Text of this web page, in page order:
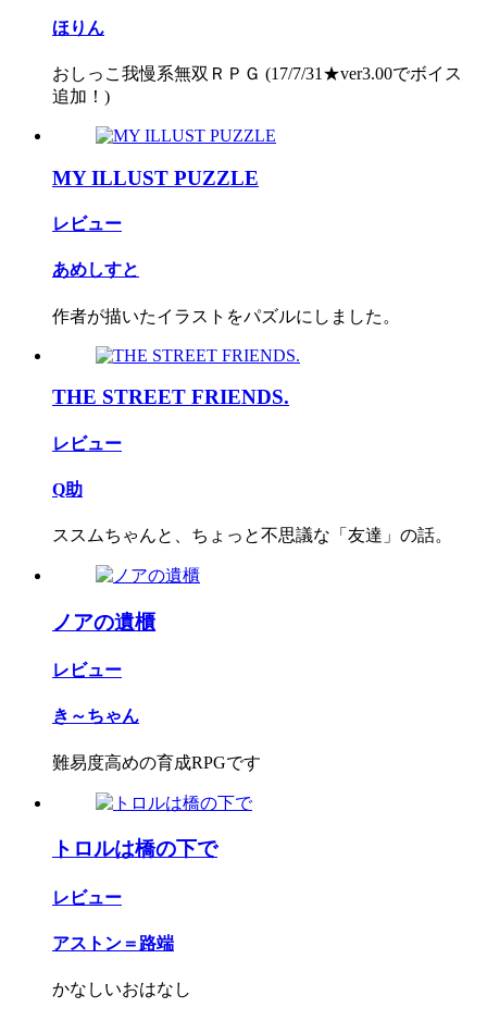
ほりん
おしっこ我慢系無双ＲＰＧ (17/7/31★ver3.00でボイス
追加！)
MY ILLUST PUZZLE
レビュー
あめしすと
作者が描いたイラストをパズルにしました。
THE STREET FRIENDS.
レビュー
Q助
ススムちゃんと、ちょっと不思議な「友達」の話。
ノアの遺櫃
レビュー
き～ちゃん
難易度高めの育成RPGです
トロルは橋の下で
レビュー
アストン＝路端
かなしいおはなし